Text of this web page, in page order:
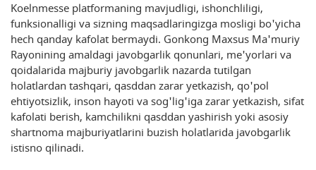
Koelnmesse platformaning mavjudligi, ishonchliligi,
funksionalligi va sizning maqsadlaringizga mosligi bo'yicha
hech qanday kafolat bermaydi. Gonkong Maxsus Ma'muriy
Rayonining amaldagi javobgarlik qonunlari, me'yorlari va
qoidalarida majburiy javobgarlik nazarda tutilgan
holatlardan tashqari, qasddan zarar yetkazish, qo'pol
ehtiyotsizlik, inson hayoti va sog'lig'iga zarar yetkazish, sifat
kafolati berish, kamchilikni qasddan yashirish yoki asosiy
shartnoma majburiyatlarini buzish holatlarida javobgarlik
istisno qilinadi.